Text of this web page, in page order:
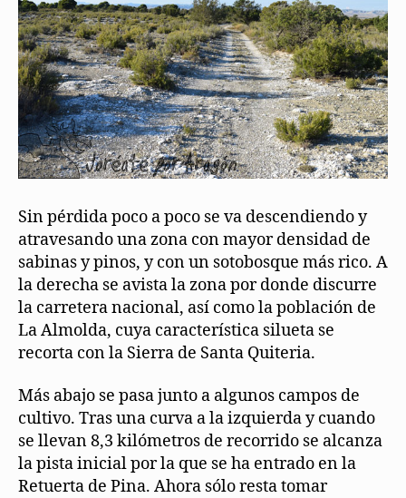
Sin pérdida poco a poco se va descendiendo y
atravesando una zona con mayor densidad de
sabinas y pinos, y con un sotobosque más rico. A
la derecha se avista la zona por donde discurre
la carretera nacional, así como la población de
La Almolda, cuya característica silueta se
recorta con la Sierra de Santa Quiteria.
Más abajo se pasa junto a algunos campos de
cultivo. Tras una curva a la izquierda y cuando
se llevan 8,3 kilómetros de recorrido se alcanza
la pista inicial por la que se ha entrado en la
Retuerta de Pina. Ahora sólo resta tomar